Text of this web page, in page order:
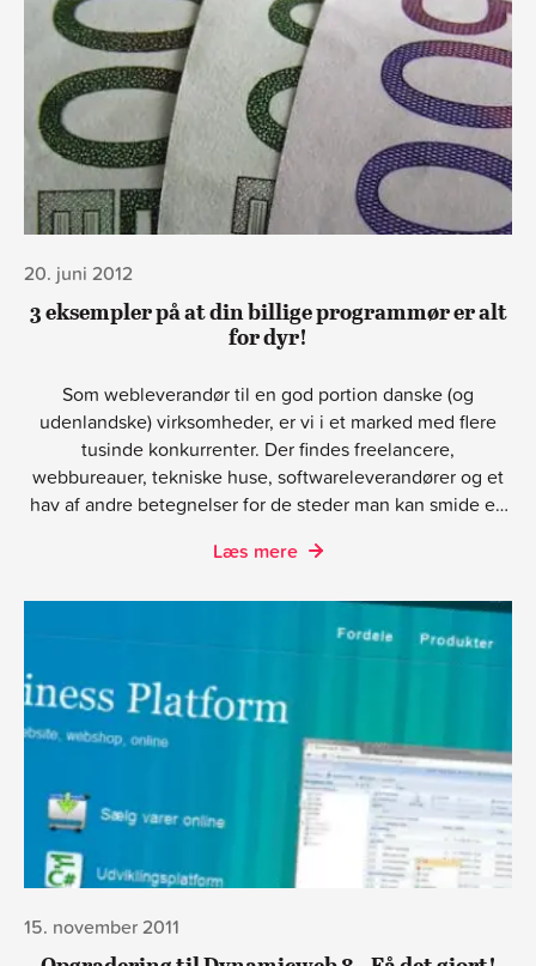
20. juni 2012
3 eksempler på at din billige programmør er alt
for dyr!
Som webleverandør til en god portion danske (og
udenlandske) virksomheder, er vi i et marked med flere
tusinde konkurrenter. Der findes freelancere,
webbureauer, tekniske huse, softwareleverandører og et
hav af andre betegnelser for de steder man kan smide en
Læs mere
15. november 2011